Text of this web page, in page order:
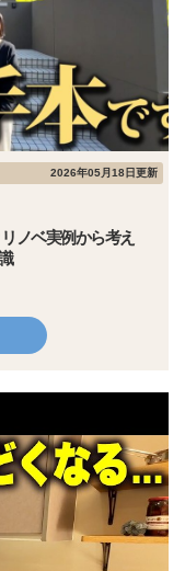
2026年05月18日更新
ノベ実例から考え